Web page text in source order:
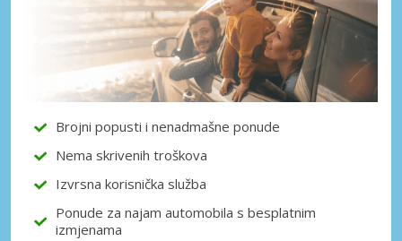
Posebni popusti
Pristupite ekskluzivnim ponudama naših
Brojni popusti i nenadmašne ponude
Nema skrivenih troškova
Izvrsna korisnička služba
Ponude za najam automobila s besplatnim
izmjenama